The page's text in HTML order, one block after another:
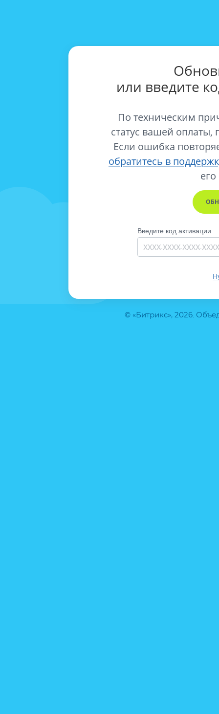
© «Битрикс», 2026.
или введите
По техническим
статус вашей оплаты,
Если ошибка
обратитесь в
его
Введите код активации